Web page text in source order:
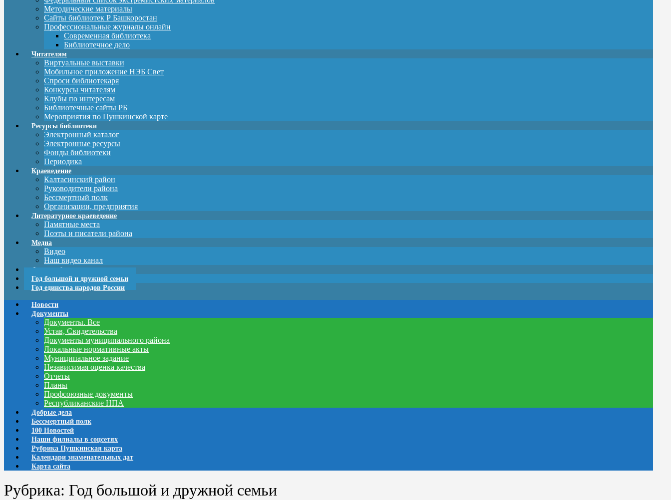
Методические материалы
Сайты библиотек Р Башкоростан
Профессиональные журналы онлайн
Современная библиотека
Библиотечное дело
Читателям
Виртуальные выставки
Мобильное приложение НЭБ Свет
Спроси библиотекаря
Конкурсы читателям
Клубы по интересам
Библиотечные сайты РБ
Мероприятия по Пушкинской карте
Ресурсы библиотеки
Электронный каталог
Электронные ресурсы
Фонды библиотеки
Периодика
Краеведение
Калтасинский район
Руководители района
Бессмертный полк
Организации, предприятия
Литературное краеведение
Памятные места
Поэты и писатели района
Медиа
Видео
Наш видео канал
Фотоальбомы
Год большой и дружной семьи
Год единства народов России
Новости
Документы
Документы. Все
Устав, Свидетельства
Документы муниципального района
Локальные нормативные акты
Муниципальное задание
Независимая оценка качества
Отчеты
Планы
Профсоюзные документы
Республиканские НПА
Добрые дела
Бессмертный полк
100 Новостей
Наши филиалы в соцсетях
Рубрика Пушкинская карта
Календари знаменательных дат
Карта сайта
Рубрика: Год большой и дружной семьи